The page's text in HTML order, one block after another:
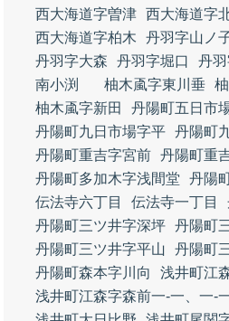
西大海道字曽津 西大海道字
西大海道字柏木
丹羽字山ノ
丹羽字大森
丹羽字堀口 丹
南小渕
柚木颪字東川垂
柚木颪字新田
丹陽町五日市
丹陽町九日市場字平 丹陽町
丹陽町重吉字宮前 丹陽町重
丹陽町多加木字浅間堂
丹陽
伝法寺六丁目
伝法寺一丁目
丹陽町三ツ井字深坪 丹陽町
丹陽町三ツ井字平山
丹陽町
丹陽町森本字川向
浅井町江
浅井町江森字森前一‐一、一‐